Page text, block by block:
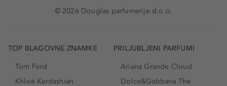
© 2026 Douglas parfumerije d.o.o.
TOP BLAGOVNE ZNAMKE
Tom Ford
Khloé Kardashian
PRILJUBLJENI PARFUMI
Ariana Grande Cloud
Dolce&Gabbana The